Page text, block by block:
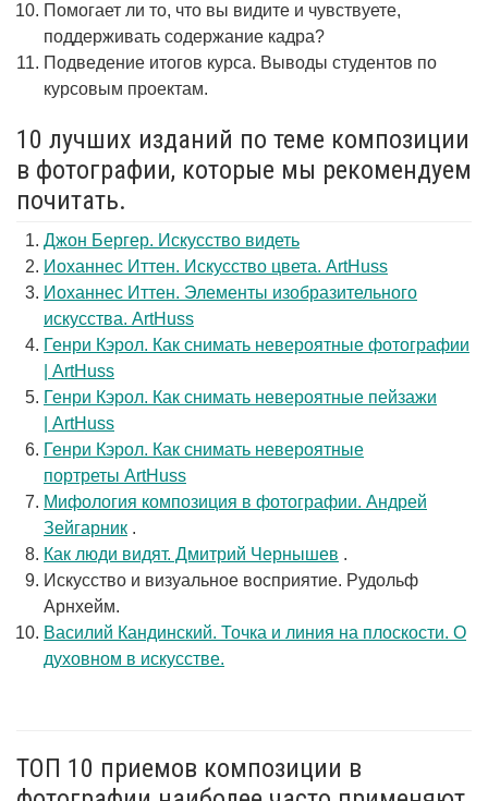
Помогает ли то, что вы видите и чувствуете,
поддерживать содержание кадра?
Подведение итогов курса. Выводы студентов по
курсовым проектам.
10 лучших изданий по теме композиции
в фотографии, которые мы рекомендуем
почитать.
Джон Бергер. Искусство видеть
Иоханнес Иттен. Искусство цвета. ArtHuss
Иоханнес Иттен. Элементы изобразительного
искусства. ArtHuss
Генри Кэрол. Как снимать невероятные фотографии
| ArtHuss
Генри Кэрол. Как снимать невероятные пейзажи
| ArtHuss
Генри Кэрол. Как снимать невероятные
портреты ArtHuss
Мифология композиция в фотографии. Андрей
Зейгарник .
Как люди видят. Дмитрий Чернышев .
Искусство и визуальное восприятие. Рудольф
Арнхейм.
Василий Кандинский. Точка и линия на плоскости. О
духовном в искусстве.
ТОП 10 приемов композиции в